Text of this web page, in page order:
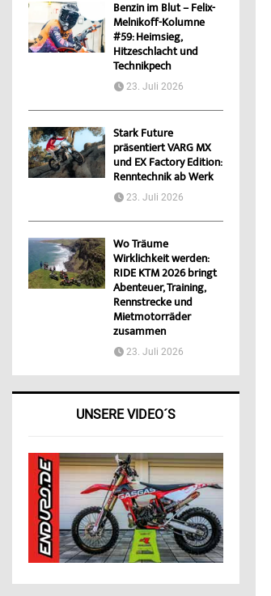
Benzin im Blut – Felix-
Melnikoff-Kolumne
#59: Heimsieg,
Hitzeschlacht und
Technikpech
23. Juli 2026
Stark Future
präsentiert VARG MX
und EX Factory Edition:
Renntechnik ab Werk
23. Juli 2026
Wo Träume
Wirklichkeit werden:
RIDE KTM 2026 bringt
Abenteuer, Training,
Rennstrecke und
Mietmotorräder
zusammen
23. Juli 2026
UNSERE VIDEO´S